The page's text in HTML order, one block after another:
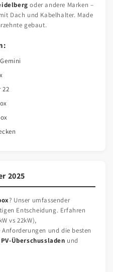
oder andere Marken –
Dach und Kabelhalter. Made
gebaut.
22
2025
? Unser umfassender
Entscheidung. Erfahren
vs 22kW),
und die besten
PV-Überschussladen und